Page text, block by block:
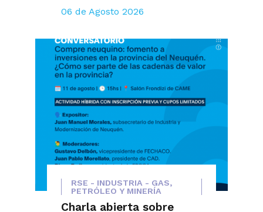
06 de Agosto 2026
RSE - INDUSTRIA - GAS,
PETRÓLEO Y MINERÍA
Charla abierta sobre